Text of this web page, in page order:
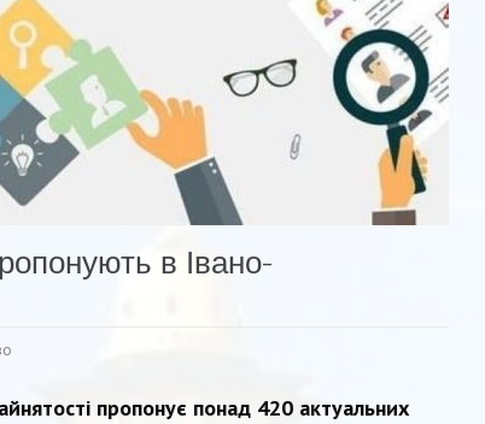
в Івано-
пропонує понад 420 актуальних